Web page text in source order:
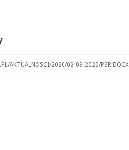
AKTUALNOSCI/2020/02-09-2020/PSR.DOCX